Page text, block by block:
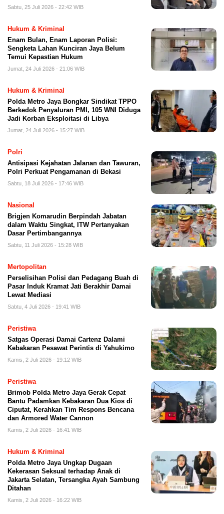
Sabtu, 25 Juli 2026 - 22:42 WIB
Hukum & Kriminal
Enam Bulan, Enam Laporan Polisi:
Sengketa Lahan Kunciran Jaya Belum
Temui Kepastian Hukum
Jumat, 24 Juli 2026 - 21:06 WIB
Hukum & Kriminal
Polda Metro Jaya Bongkar Sindikat TPPO
Berkedok Penyaluran PMI, 105 WNI Diduga
Jadi Korban Eksploitasi di Libya
Jumat, 24 Juli 2026 - 15:27 WIB
Polri
Antisipasi Kejahatan Jalanan dan Tawuran,
Polri Perkuat Pengamanan di Bekasi
Sabtu, 18 Juli 2026 - 17:46 WIB
Nasional
Brigjen Komarudin Berpindah Jabatan
dalam Waktu Singkat, ITW Pertanyakan
Dasar Pertimbangannya
Sabtu, 11 Juli 2026 - 15:28 WIB
Mertopolitan
Perselisihan Polisi dan Pedagang Buah di
Pasar Induk Kramat Jati Berakhir Damai
Lewat Mediasi
Sabtu, 4 Juli 2026 - 19:41 WIB
Peristiwa
Satgas Operasi Damai Cartenz Dalami
Kebakaran Pesawat Perintis di Yahukimo
Kamis, 2 Juli 2026 - 19:12 WIB
Peristiwa
Brimob Polda Metro Jaya Gerak Cepat
Bantu Padamkan Kebakaran Dua Kios di
Ciputat, Kerahkan Tim Respons Bencana
dan Armored Water Cannon
Kamis, 2 Juli 2026 - 16:41 WIB
Hukum & Kriminal
Polda Metro Jaya Ungkap Dugaan
Kekerasan Seksual terhadap Anak di
Jakarta Selatan, Tersangka Ayah Sambung
Ditahan
Kamis, 2 Juli 2026 - 16:22 WIB